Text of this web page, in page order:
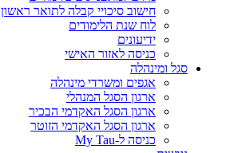
חישוב סיכויי קבלה לתואר ראשון
לוח שנת הלימודים
ידיעונים
כניסה לאזור האישי
סגל ומינהלה
אגפים ומשרדי מינהלה
ארגון הסגל המנהלי
ארגון הסגל האקדמי הבכיר
ארגון הסגל האקדמי הזוטר
כניסה ל-My Tau